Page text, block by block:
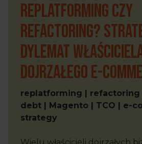
Replatforming czy
Refactoring?
dylemat
dojrzałego e-
replatforming | refactoring
debt | Magento | TCO | e-
strategy